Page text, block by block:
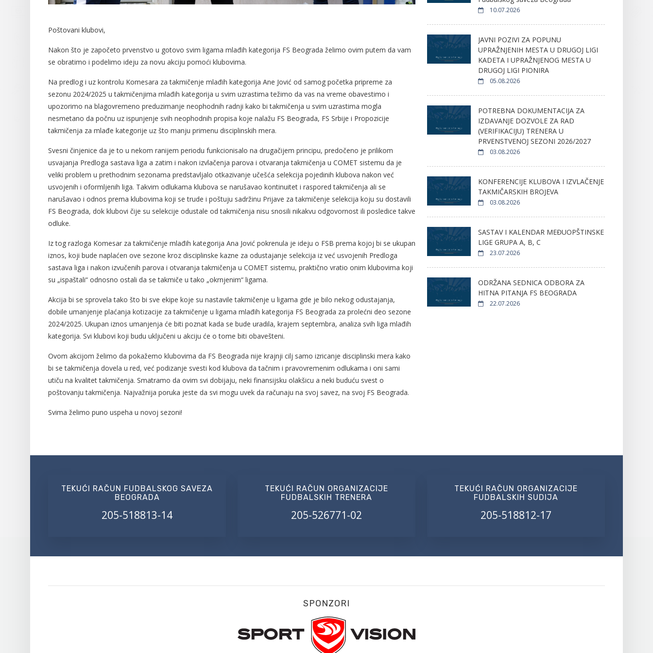
Poštovani klubovi,
Nakon što je započeto prvenstvo u gotovo svim ligama mlađih kategorija FS Beograda želimo ovim putem da vam
se obratimo i podelimo ideju za novu akciju pomoći klubovima.
Na predlog i uz kontrolu Komesara za takmičenje mlađih kategorija Ane Jović od samog početka pripreme za
sezonu 2024/2025 u takmičenjima mlađih kategorija u svim uzrastima težimo da vas na vreme obavestimo i
upozorimo na blagovremeno preduzimanje neophodnih radnji kako bi takmičenja u svim uzrastima mogla
nesmetano da počnu uz ispunjenje svih neophodnih propisa koje nalažu FS Beograda, FS Srbije i Propozicije
takmičenja za mlađe kategorije uz što manju primenu disciplinskih mera.
Svesni činjenice da je to u nekom ranijem periodu funkcionisalo na drugačijem principu, predočeno je prilikom
usvajanja Predloga sastava liga a zatim i nakon izvlačenja parova i otvaranja takmičenja u COMET sistemu da je
veliki problem u prethodnim sezonama predstavljalo otkazivanje učešća selekcija pojedinih klubova nakon već
usvojenih i oformljenih liga. Takvim odlukama klubova se narušavao kontinuitet i raspored takmičenja ali se
narušavao i odnos prema klubovima koji se trude i poštuju sadržinu Prijave za takmičenje selekcija koju su dostavili
FS Beograda, dok klubovi čije su selekcije odustale od takmičenja nisu snosili nikakvu odgovornost ili posledice takve
odluke.
Iz tog razloga Komesar za takmičenje mlađih kategorija Ana Jović pokrenula je ideju o FSB prema kojoj bi se ukupan
iznos, koji bude naplaćen ove sezone kroz disciplinske kazne za odustajanje selekcija iz već usvojenih Predloga
sastava liga i nakon izvučenih parova i otvaranja takmičenja u COMET sistemu, praktično vratio onim klubovima koji
su „ispaštali“ odnosno ostali da se takmiče u tako „okrnjenim“ ligama.
Akcija bi se sprovela tako što bi sve ekipe koje su nastavile takmičenje u ligama gde je bilo nekog odustajanja,
dobile umanjenje plaćanja kotizacije za takmičenje u ligama mlađih kategorija FS Beograda za prolećni deo sezone
2024/2025. Ukupan iznos umanjenja će biti poznat kada se bude uradila, krajem septembra, analiza svih liga mlađih
kategorija. Svi klubovi koji budu uključeni u akciju će o tome biti obavešteni.
Ovom akcijom želimo da pokažemo klubovima da FS Beograda nije krajnji cilj samo izricanje disciplinski mera kako
bi se takmičenja dovela u red, već podizanje svesti kod klubova da tačnim i pravovremenim odlukama i oni sami
utiču na kvalitet takmičenja. Smatramo da ovim svi dobijaju, neki finansijsku olakšicu a neki buduću svest o
poštovanju takmičenja. Najvažnija poruka jeste da svi mogu uvek da računaju na svoj savez, na svoj FS Beograda.
Svima želimo puno uspeha u novoj sezoni!
10.07.2026
JAVNI POZIVI ZA POPUNU
UPRAŽNJENIH MESTA U DRUGOJ LIGI
KADETA I UPRAŽNJENOG MESTA U
DRUGOJ LIGI PIONIRA
05.08.2026
POTREBNA DOKUMENTACIJA ZA
IZDAVANJE DOZVOLE ZA RAD
(VERIFIKACIJU) TRENERA U
PRVENSTVENOJ SEZONI 2026/2027
03.08.2026
KONFERENCIJE KLUBOVA I IZVLAČENJE
TAKMIČARSKIH BROJEVA
03.08.2026
SASTAV I KALENDAR MEĐUOPŠTINSKE
LIGE GRUPA A, B, C
23.07.2026
ODRŽANA SEDNICA ODBORA ZA
HITNA PITANJA FS BEOGRADA
22.07.2026
TEKUĆI RAČUN FUDBALSKOG SAVEZA
BEOGRADA
205-518813-14
TEKUĆI RAČUN ORGANIZACIJE
FUDBALSKIH TRENERA
205-526771-02
TEKUĆI RAČUN ORGANIZACIJE
FUDBALSKIH SUDIJA
205-518812-17
SPONZORI